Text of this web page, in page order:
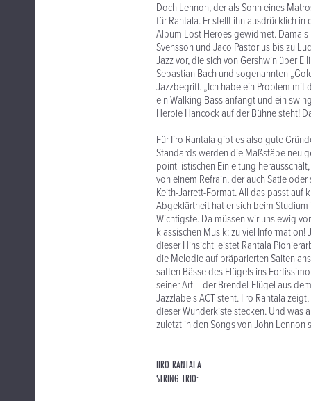
Doch Lennon, der als Sohn eines
für Rantala. Er stellt ihn ausdrücklich
Album Lost Heroes gewidmet. Damals
Svensson und Jaco Pastorius bis zu
Jazz vor, die sich von Gershwin über
Sebastian Bach und sogenannten
Jazzbegriff. „Ich habe ein Problem mit
ein Walking Bass anfängt und ein
Herbie Hancock auf der Bühne steht!
Für Iiro Rantala gibt es also gute
Standards werden die Maßstäbe neu
pointilistischen Einleitung
von einem Refrain, der auch Satie
Keith-Jarrett-Format. All das passt auf
Abgeklärtheit hat er sich beim
Wichtigste. Da müssen wir uns ewig
klassischen Musik: zu viel
dieser Hinsicht leistet Rantala
die Melodie auf präparierten Saiten
satten Bässe des Flügels ins
seiner Art – der Brendel-Flügel aus
Jazzlabels ACT steht. Iiro Rantala
dieser Wunderkiste stecken. Und was
zuletzt in den Songs von John Lennon
IIRO RANTALA
STRING TRIO: